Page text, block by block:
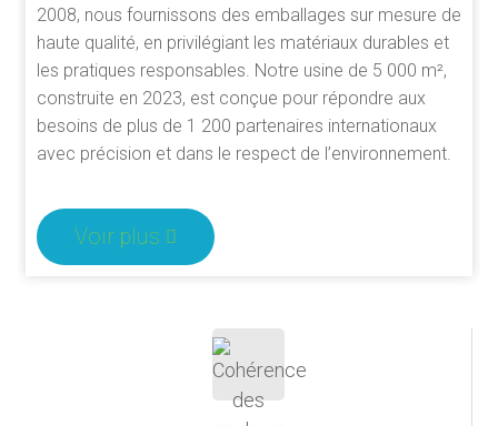
2008, nous fournissons des emballages sur mesure de
haute qualité, en privilégiant les matériaux durables et
les pratiques responsables. Notre usine de 5 000 m²,
construite en 2023, est conçue pour répondre aux
besoins de plus de 1 200 partenaires internationaux
avec précision et dans le respect de l’environnement.
Voir plus